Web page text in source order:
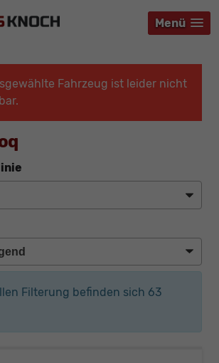
Menü
Menü
Menü
Fahrzeug ist leider nicht
Filterung befinden sich 63